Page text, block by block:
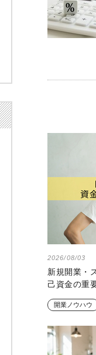
2026/08/03
新規開業・
己資金の重
開業ノウハウ